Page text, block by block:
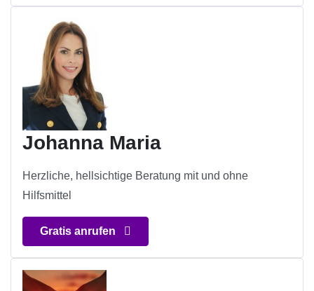
Johanna Maria
Herzliche, hellsichtige Beratung mit und ohne
Hilfsmittel
Gratis anrufen